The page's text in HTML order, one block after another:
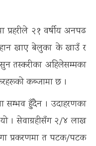
प्रहरीले २१ वर्षीय अनपढ
खाए बेलुका के खाउँ र
तस्करीका अहिलेसम्मका
कब्जामा छ ।
सम्भव हुँदैन । उदाहरणका
। सेवाग्रहीसँग २/४ लाख
प्रकरणमा त पटक/पटक